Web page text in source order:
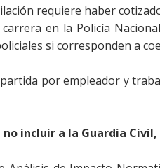
requiere haber
en la Policía
si corresponden a
por empleador y
no incluir a la Guardia